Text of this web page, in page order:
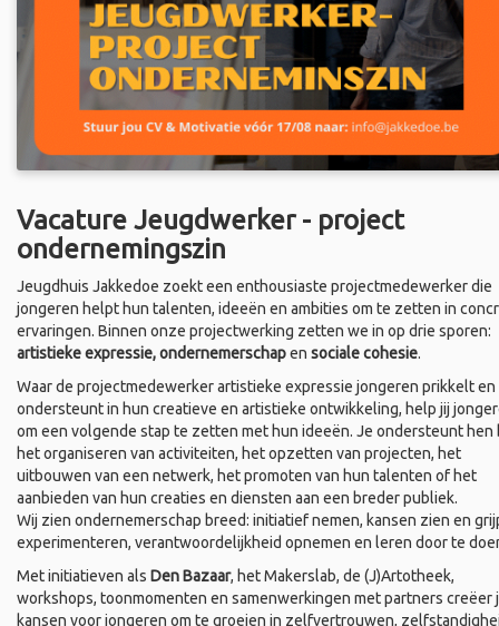
Vacature Jeugdwerker - project
ondernemingszin
Jeugdhuis Jakkedoe zoekt een enthousiaste projectmedewerker die
jongeren helpt hun talenten, ideeën en ambities om te zetten in
ervaringen. Binnen onze projectwerking zetten we in op drie sporen:
artistieke expressie, ondernemerschapen sociale cohesie.
Waar de projectmedewerker artistieke expressie jongeren prikkelt en
ondersteunt in hun creatieve en artistieke ontwikkeling, help jij
om een volgende stap te zetten met hun ideeën. Je ondersteunt hen
het organiseren van activiteiten, het opzetten van projecten, het
uitbouwen van een netwerk, het promoten van hun talenten of het
aanbieden van hun creaties en diensten aan een breder publiek.
Wij zien ondernemerschap breed: initiatief nemen, kansen zien en
experimenteren, verantwoordelijkheid opnemen en leren door te
Met initiatieven als Den Bazaar, het Makerslab, de (J)Artotheek,
workshops, toonmomenten en samenwerkingen met partners creëer
kansen voor jongeren om te groeien in zelfvertrouwen,